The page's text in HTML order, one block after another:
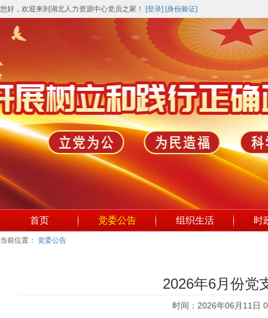
您好，欢迎来到湖北人力资源中心党员之家！ [登录] [身份验证]
首页 党委公告 组织生活 时
当前位置： 党委公告
2026年6月份党
时间：2026年06月11日